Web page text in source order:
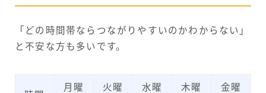
「どの時間帯ならつながりやすいのかわからない」
と不安な方も多いです。
月曜
火曜
水曜
木曜
金曜